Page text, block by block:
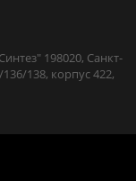
198020, Санкт-
138, корпус 422,